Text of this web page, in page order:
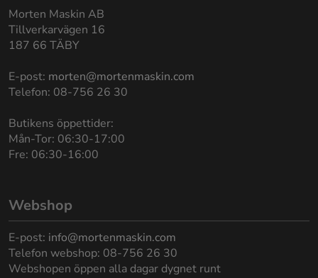
Morten Maskin AB
Tillverkarvägen 16
187 66 TÄBY
E-post: morten@mortenmaskin.com
Telefon: 08-756 26 30
Butikens öppettider:
Mån-Tor: 06:30-17:00
Fre: 06:30-16:00
Webshop
E-post: info@mortenmaskin.com
Telefon webshop: 08-756 26 30
Webshopen öppen alla dagar dygnet runt